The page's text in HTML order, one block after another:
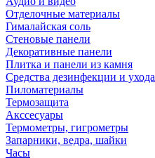
Отделочные материалы
Гималайская соль
Стеновые панели
Декоративные панели
Плитка и панели из камня
Средства дезинфекции и ухода
Пиломатериалы
Термозащита
Аксcесуары
Термометры, гигрометры
Запарники, ведра, шайки
Часы